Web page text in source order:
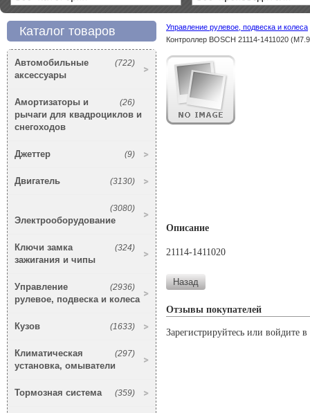
Каталог товаров
(722)
Автомобильные
аксессуары
(26)
Амортизаторы и
рычаги для квадроциклов и
снегоходов
(9)
Джеттер
(3130)
Двигатель
(3080)
Электрооборудование
(324)
Ключи замка
зажигания и чипы
(2936)
Управление
рулевое, подвеска и колеса
(1633)
Кузов
(297)
Климатическая
установка, омыватели
(359)
Тормозная система
Управление рулевое, подвеска и колеса
Контроллер BOSCH 21114-1411020
Описание
21114-1411020
Отзывы покупателей
Зарегистрируйтесь или войдите